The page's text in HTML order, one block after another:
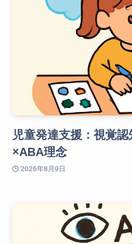
児童発達支援：視覚
×ABA理念
2026年8月9日